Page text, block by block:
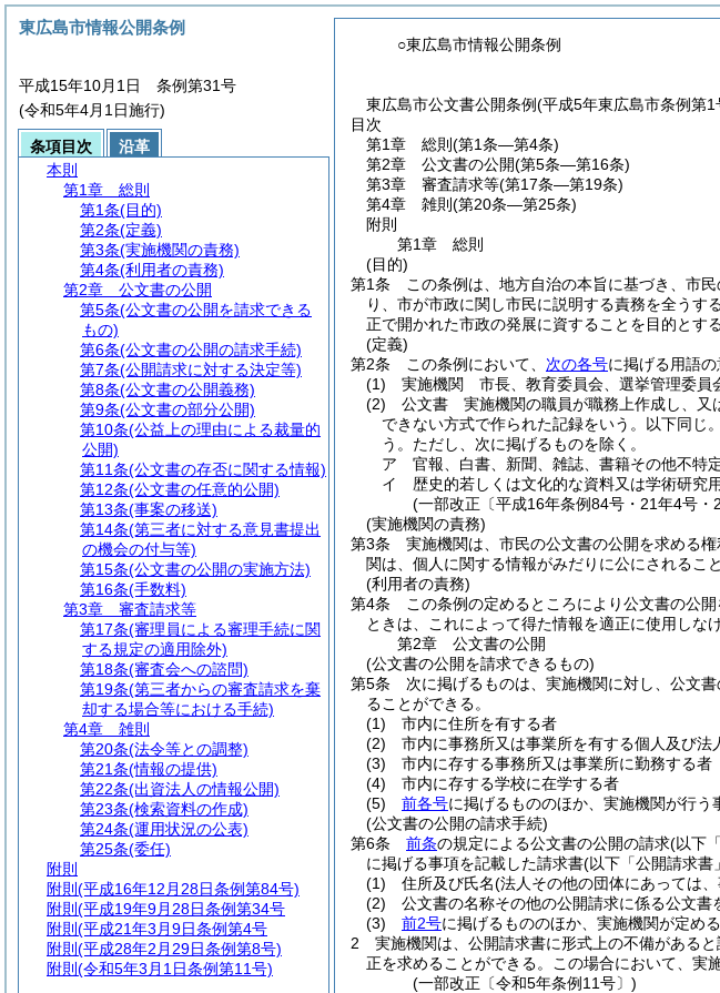
○東広島市情報公開条例
東広島市公文書公開条例(平成5年東広島市条例第1
目次
第1章
総則 (第1条―第4条)
第2章
公文書の公開(第5条―第16条)
第3章
審査請求等(第17条―第19条)
第4章
雑則 (第20条―第25条)
附則
第1章
総則
(目的)
第1条
この条例は、地方自治の本旨に基づき、市
り、市が市政に関し市民に説明する責務を全う
正で開かれた市政の発展に資することを目的とする
(定義)
第2条
この条例において、 次の各号に掲げる用語
(1)
実施機関 市長、教育委員会、選挙管理委員
(2)
公文書 実施機関の職員が職務上作成し、又
できない方式で作られた記録をいう。以下同じ
う。 ただし、次に掲げるものを除く。
ア
官報、白書、新聞、雑誌、書籍その他不特
イ
歴史的若しくは文化的な資料又は学術研究
(一部改正〔平成16年条例84号・21年4号
(実施機関の責務)
第3条
実施機関は、市民の公文書の公開を求める
関は、個人に関する情報がみだりに公にされるこ
(利用者の責務)
第4条
この条例の定めるところにより公文書の公
ときは、これによって得た情報を適正に使用しな
第2章
公文書の公開
(公文書の公開を請求できるもの)
第5条
次に掲げるものは、実施機関に対し、公文書
ることができる。
(1)
市内に住所を有する者
(2)
市内に事務所又は事業所を有する個人及び法
(3)
市内に存する事務所又は事業所に勤務する者
(4)
市内に存する学校に在学する者
(5)
前各号に掲げるもののほか、実施機関が行
(公文書の公開の請求手続)
第6条
前条の規定による公文書の公開の請求(以下
に掲げる事項を記載した請求書(以下「公開請求書
(1)
住所及び氏名(法人その他の団体にあっては
(2)
公文書の名称その他の公開請求に係る公文書
(3)
前2号に掲げるもののほか、実施機関が定め
2
実施機関は、公開請求書に形式上の不備がある
正を求めることができる。
この場合において、実
(一部改正〔令和5年条例11号〕)
東広島市情報公開条例
平成15年10月1日 条例第31号
(令和5年4月1日施行)
条項目次
沿革
本則
第1章
総則
第1条(目的)
第2条(定義)
第3条(実施機関の責務)
第4条(利用者の責務)
第2章
公文書の公開
第5条(公文書の公開を請求できる
もの)
第6条(公文書の公開の請求手続)
第7条(公開請求に対する決定等)
第8条(公文書の公開義務)
第9条(公文書の部分公開)
第10条(公益上の理由による裁量的
公開)
第11条(公文書の存否に関する情報)
第12条(公文書の任意的公開)
第13条(事案の移送)
第14条(第三者に対する意見書提出
の機会の付与等)
第15条(公文書の公開の実施方法)
第16条(手数料)
第3章
審査請求等
第17条(審理員による審理手続に関
する規定の適用除外)
第18条(審査会への諮問)
第19条(第三者からの審査請求を棄
却する場合等における手続)
第4章
雑則
第20条(法令等との調整)
第21条(情報の提供)
第22条(出資法人の情報公開)
第23条(検索資料の作成)
第24条(運用状況の公表)
第25条(委任)
附則
附則 (平成16年12月28日条例第84号)
附則 (平成19年9月28日条例第34号
附則 (平成21年3月9日条例第4号
附則 (平成28年2月29日条例第8号)
附則 (令和5年3月1日条例第11号)